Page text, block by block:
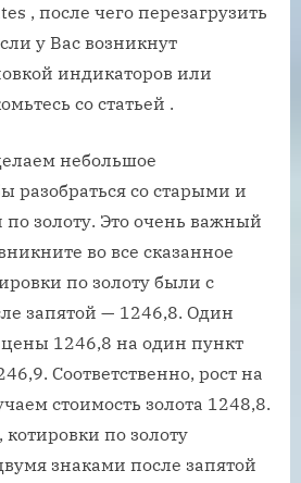
, после чего перезагрузить
у Вас возникнут
индикаторов или
со статьей .
небольшое
разобраться со старыми и
золоту. Это очень важный
во все сказанное
по золоту были с
запятой — 1246,8. Один
1246,8 на один пункт
Соответственно, рост на
стоимость золота 1248,8.
по золоту
знаками после запятой